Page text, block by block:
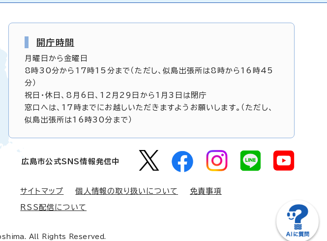
開庁時間
月曜日から金曜日
8時30分から17時15分まで（ただし、似島出張所は8時から16時45
分）
祝日・休日、8月6日、12月29日から1月3日は閉庁
窓口へは、17時までにお越しいただきますようお願いします。（ただし、
似島出張所は16時30分まで）
広島市公式SNS情報発信中
サイトマップ 個人情報の取り扱いについて 免責事項
RSS配信について
All Rights Reserved.